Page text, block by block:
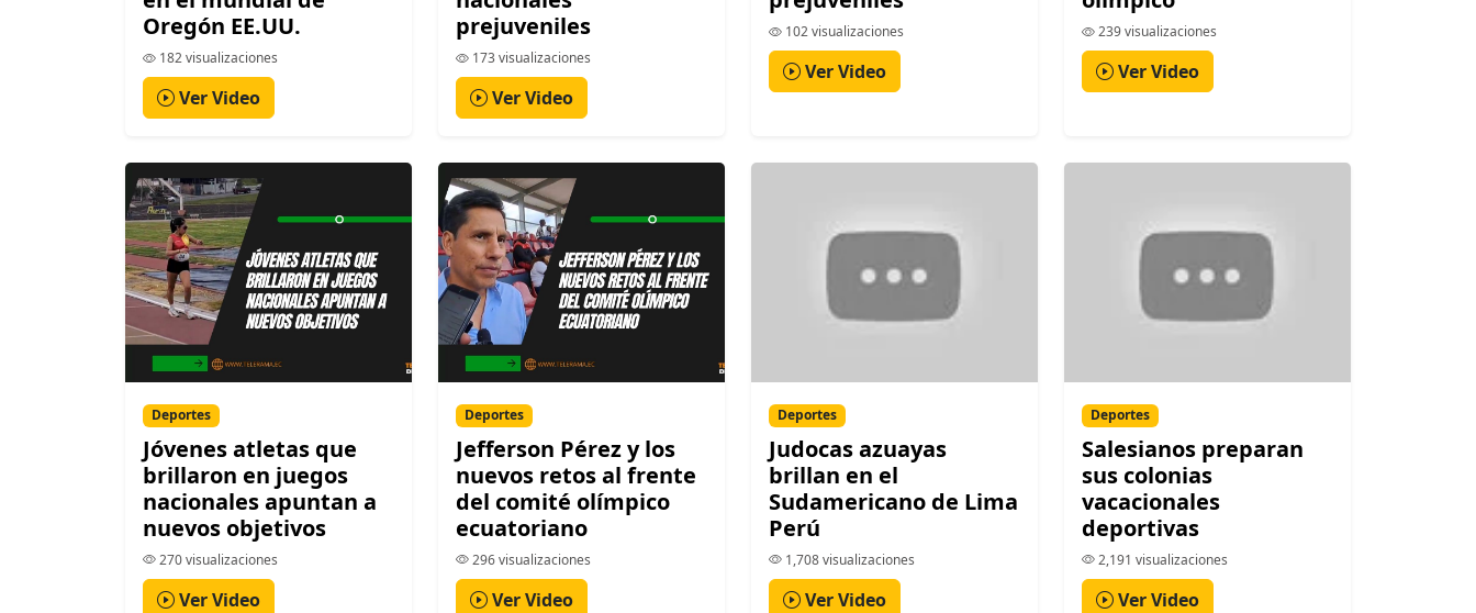
Oregón EE.UU.
182 visualizaciones
Ver Video
prejuveniles
173 visualizaciones
Ver Video
102 visualizaciones
Ver Video
239 visualizaciones
Ver Video
Deportes
Jóvenes atletas que
brillaron en juegos
nacionales apuntan a
nuevos objetivos
270 visualizaciones
Ver Video
Deportes
Jefferson Pérez y los
nuevos retos al frente
del comité olímpico
ecuatoriano
296 visualizaciones
Ver Video
Deportes
Judocas azuayas
brillan en el
Sudamericano de Lima
Perú
1,708 visualizaciones
Ver Video
Deportes
Salesianos preparan
sus colonias
vacacionales
deportivas
2,191 visualizaciones
Ver Video